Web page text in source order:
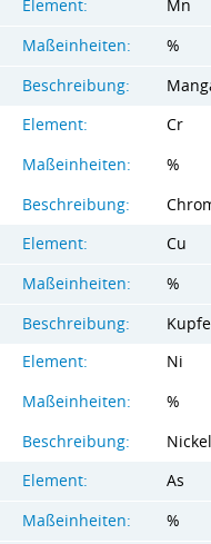
Element:
Mn
Maßeinheiten:
%
Beschreibung:
Element:
Cr
Maßeinheiten:
%
Beschreibung:
Element:
Cu
Maßeinheiten:
%
Beschreibung:
Element:
Ni
Maßeinheiten:
%
Beschreibung:
Nickel
Element:
As
Maßeinheiten:
%